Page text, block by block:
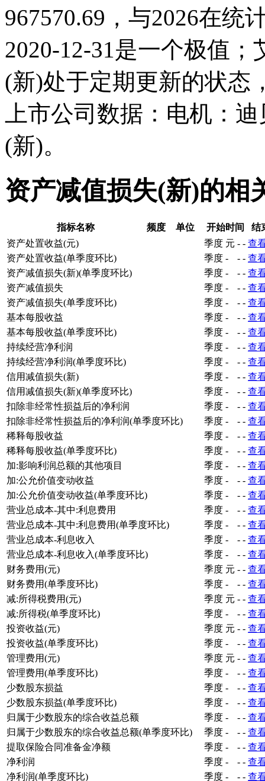
967570.69，与2026在统
2020-12-31是一个极值
(新)处于定期更新的状态
上市公司数据：电机：
(新)。
资产减值损失(新)的相
指标名称 频度 单位 开始时间
结
资产处置收益(元)
季度 元 - - 查
资产处置收益(单季度环比)
季度 - - - 查
资产减值损失(新)(单季度环比)
季度 - - - 查
资产减值损失
季度 - - - 查
资产减值损失(单季度环比)
季度 - - - 查
基本每股收益
季度 - - - 查
基本每股收益(单季度环比)
季度 - - - 查
持续经营净利润
季度 - - - 查
持续经营净利润(单季度环比)
季度 - - - 查
信用减值损失(新)
季度 - - - 查
信用减值损失(新)(单季度环比)
季度 - - - 查
扣除非经常性损益后的净利润
季度 - - - 查
扣除非经常性损益后的净利润(单季度环比)
季度 - - - 查
稀释每股收益
季度 - - - 查
稀释每股收益(单季度环比)
季度 - - - 查
加:影响利润总额的其他项目
季度 - - - 查
加:公允价值变动收益
季度 - - - 查
加:公允价值变动收益(单季度环比)
季度 - - - 查
营业总成本-其中:利息费用
季度 - - - 查
营业总成本-其中:利息费用(单季度环比)
季度 - - - 查
营业总成本-利息收入
季度 - - - 查
营业总成本-利息收入(单季度环比)
季度 - - - 查
财务费用(元)
季度 元 - - 查
财务费用(单季度环比)
季度 - - - 查
减:所得税费用(元)
季度 元 - - 查
减:所得税(单季度环比)
季度 - - - 查
投资收益(元)
季度 元 - - 查
投资收益(单季度环比)
季度 - - - 查
管理费用(元)
季度 元 - - 查
管理费用(单季度环比)
季度 - - - 查
少数股东损益
季度 - - - 查
少数股东损益(单季度环比)
季度 - - - 查
归属于少数股东的综合收益总额
季度 - - - 查
归属于少数股东的综合收益总额(单季度环比)
季度 - - - 查
提取保险合同准备金净额
季度 - - - 查
净利润
季度 - - - 查
净利润(单季度环比)
季度 - - - 查